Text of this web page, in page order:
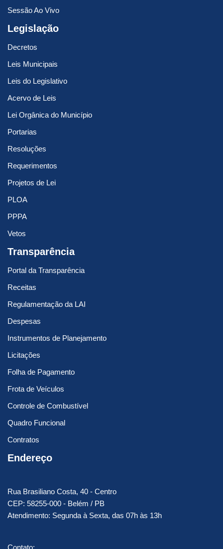
Sessão Ao Vivo
Legislação
Decretos
Leis Municipais
Leis do Legislativo
Acervo de Leis
Lei Orgânica do Município
Portarias
Resoluções
Requerimentos
Projetos de Lei
PLOA
PPPA
Vetos
Transparência
Portal da Transparência
Receitas
Regulamentação da LAI
Despesas
Instrumentos de Planejamento
Licitações
Folha de Pagamento
Frota de Veículos
Controle de Combustível
Quadro Funcional
Contratos
Endereço
Rua Brasiliano Costa, 40 - Centro
CEP: 58255-000 - Belém / PB
Atendimento: Segunda à Sexta, das 07h às 13h
Contato: